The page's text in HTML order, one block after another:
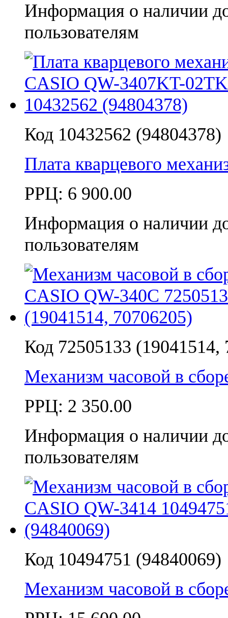
Информация о наличии
пользователям
Код 10432562 (94804378)
Плата кварцевого
РРЦ: 6 900.00
Информация о наличии
пользователям
Код 72505133 (19041514,
Механизм часовой в
РРЦ: 2 350.00
Информация о наличии
пользователям
Код 10494751 (94840069)
Механизм часовой в